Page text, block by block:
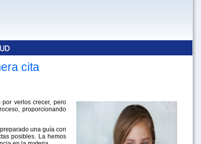
cita
verlos crecer, pero
proporcionando
una guía con
posibles. La hemos